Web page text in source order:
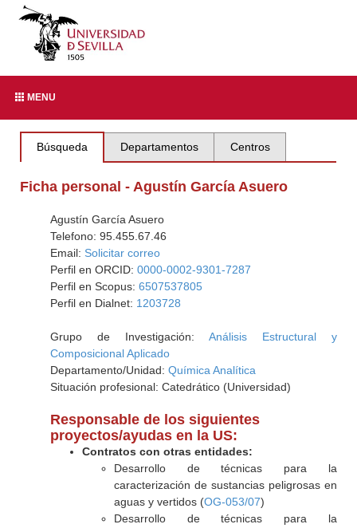
MENU
Búsqueda Departamentos Centros
Ficha personal - Agustín García Asuero
Agustín García Asuero
Telefono: 95.455.67.46
Email: Solicitar correo
Perfil en ORCID: 0000-0002-9301-7287
Perfil en Scopus: 6507537805
Perfil en Dialnet: 1203728
Grupo de Investigación: Análisis Estructural y
Composicional Aplicado
Departamento/Unidad: Química Analítica
Situación profesional: Catedrático (Universidad)
Responsable de los siguientes
proyectos/ayudas en la US:
Contratos con otras entidades:
Desarrollo de técnicas para la
caracterización de sustancias peligrosas en
aguas y vertidos (OG-053/07)
Desarrollo de técnicas para la